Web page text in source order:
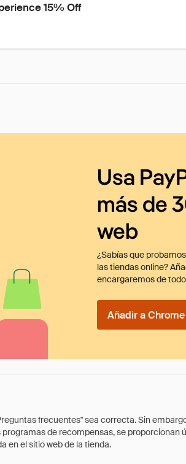
15% Off
Usa
más de
web
¿Sabías que
las tiendas online?
encargaremos de
Añadir a
frecuentes" sea correcta. Sin
de recompensas, se
en el sitio web de la tienda.